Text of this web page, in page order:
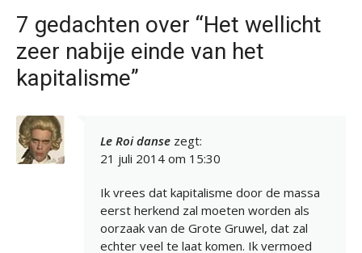
7 gedachten over “Het wellicht
zeer nabije einde van het
kapitalisme”
Le Roi danse zegt:
21 juli 2014 om 15:30
Ik vrees dat kapitalisme door de massa
eerst herkend zal moeten worden als
oorzaak van de Grote Gruwel, dat zal
echter veel te laat komen. Ik vermoed